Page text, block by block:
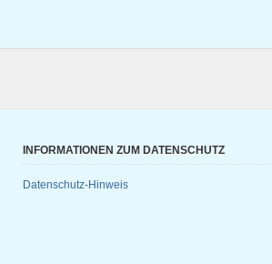
INFORMATIONEN ZUM DATENSCHUTZ
Datenschutz-Hinweis